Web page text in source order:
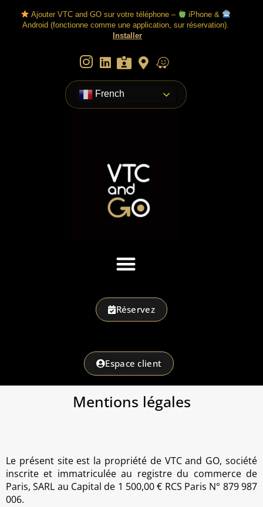
contenu
Ajouter VTC and GO sur votre téléphone –
iPhone &
Android (fonctionne comme une application, sur réservation).
Installer
French
Réservez
Espace client
Mentions légales
Le présent site est la propriété de VTC and GO, société
inscrite et immatriculée au registre du commerce de
Paris, SARL au Capital de 1 500,00 € RCS Paris N° 879 987
006.